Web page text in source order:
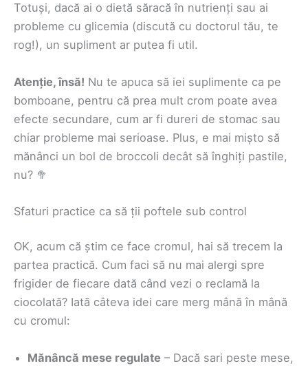
Totuși, dacă ai o dietă săracă în nutrienți sau ai
probleme cu glicemia (discută cu doctorul tău, te
rog!), un supliment ar putea fi util.
Atenție, însă! Nu te apuca să iei suplimente ca pe
bomboane, pentru că prea mult crom poate avea
efecte secundare, cum ar fi dureri de stomac sau
chiar probleme mai serioase. Plus, e mai mișto să
mănânci un bol de broccoli decât să înghiți pastile,
nu? 🥦
Sfaturi practice ca să ții poftele sub control
OK, acum că știm ce face cromul, hai să trecem la
partea practică. Cum faci să nu mai alergi spre
frigider de fiecare dată când vezi o reclamă la
ciocolată? Iată câteva idei care merg mână în mână
cu cromul:
Mănâncă mese regulate – Dacă sari peste mese,